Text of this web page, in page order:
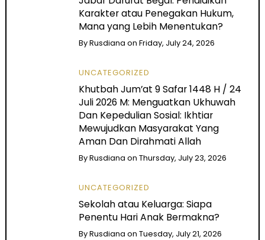
Karakter atau Penegakan Hukum,
Mana yang Lebih Menentukan?
ByRusdiana onFriday, July 24, 2026
UNCATEGORIZED
Khutbah Jum’at 9 Safar 1448 H / 24
Juli 2026 M: Menguatkan Ukhuwah
Dan Kepedulian Sosial: Ikhtiar
Mewujudkan Masyarakat Yang
Aman Dan Dirahmati Allah
ByRusdiana onThursday, July 23, 2026
UNCATEGORIZED
Sekolah atau Keluarga: Siapa
Penentu Hari Anak Bermakna?
ByRusdiana onTuesday, July 21, 2026